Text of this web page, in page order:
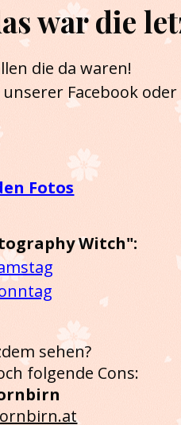
war die
die da waren!
Facebook
Fotos
Witch":
sehen?
folgende Cons: